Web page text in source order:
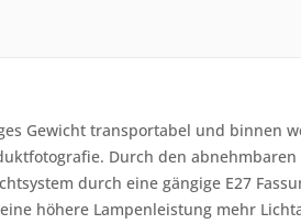
Gewicht transportabel und binnen
Durch den
durch eine gängige E27
höhere Lampenleistung mehr